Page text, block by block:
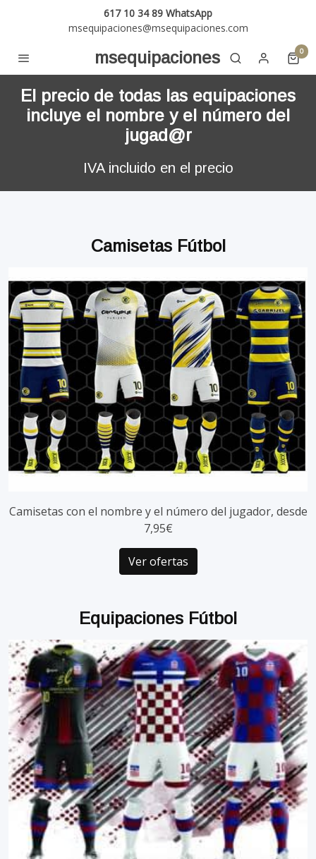
617 10 34 89 WhatsApp
msequipaciones@msequipaciones.com
msequipaciones 0
El precio de todas las equipaciones
incluye el nombre y el número del
jugad@r
IVA incluido en el precio
Camisetas Fútbol
Camisetas con el nombre y el número del jugador, desde
7,95€
Ver ofertas
Equipaciones Fútbol